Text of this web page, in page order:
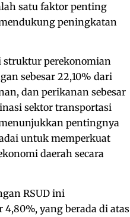
satu faktor penting
peningkatan
struktur perekonomian
sebesar 22,10% dari
dan perikanan sebesar
sektor transportasi
pentingnya
untuk memperkuat
daerah secara
RSUD ini
yang berada di atas